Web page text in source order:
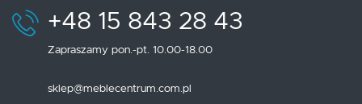
+48 15 843 28 43
Zapraszamy pon.-pt. 10.00-18.00
sklep@meblecentrum.com.pl